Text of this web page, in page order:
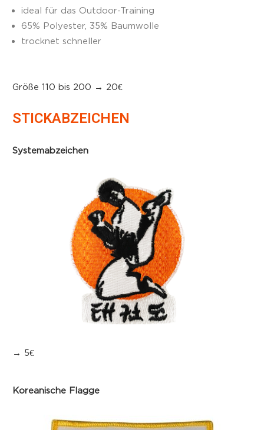
ideal für das Outdoor-Training
65% Polyester, 35% Baumwolle
trocknet schneller
Größe 110 bis 200 → 20€
STICKABZEICHEN
Systemabzeichen
→ 5€
Koreanische Flagge